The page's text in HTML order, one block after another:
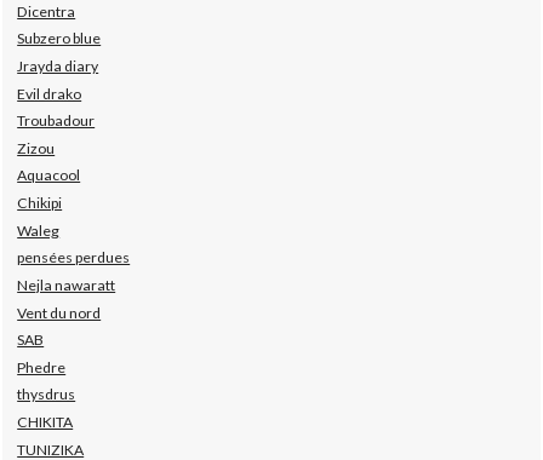
Dicentra
Subzero blue
Jrayda diary
Evil drako
Troubadour
Zizou
Aquacool
Chikipi
Waleg
pensées perdues
Nejla nawaratt
Vent du nord
SAB
Phedre
thysdrus
CHIKITA
TUNIZIKA